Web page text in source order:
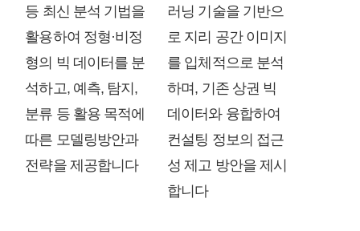
등 최신 분석 기법을
활용하여 정형·비정
형의 빅 데이터를 분
석하고, 예측, 탐지,
분류 등 활용 목적에
따른 모델링방안과
전략을 제공합니다
러닝 기술을 기반으
로 지리 공간 이미지
를 입체적으로 분석
하며, 기존 상권 빅
데이터와 융합하여
컨설팅 정보의 접근
성 제고 방안을 제시
합니다